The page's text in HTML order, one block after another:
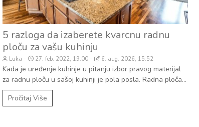
5 razloga da izaberete kvarcnu radnu
ploču za vašu kuhinju
Luka 27. feb. 2022, 19:00 6. aug. 2026, 15:52
Kada je uređenje kuhinje u pitanju izbor pravog materijal
za radnu ploču u sašoj kuhinji je pola posla. Radna ploča...
Pročitaj Više